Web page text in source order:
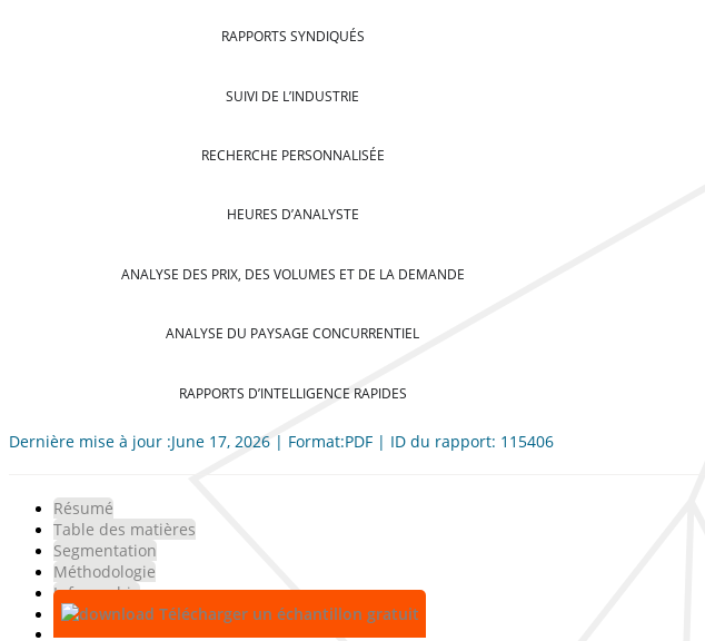
RAPPORTS SYNDIQUÉS
SUIVI DE L’INDUSTRIE
RECHERCHE PERSONNALISÉE
HEURES D’ANALYSTE
ANALYSE DES PRIX, DES VOLUMES ET DE LA DEMANDE
ANALYSE DU PAYSAGE CONCURRENTIEL
RAPPORTS D’INTELLIGENCE RAPIDES
Dernière mise à jour :June 17, 2026 | Format:PDF | ID du rapport: 115406
Résumé
Table des matières
Segmentation
Méthodologie
Infographie
Télécharger un échantillon gratuit